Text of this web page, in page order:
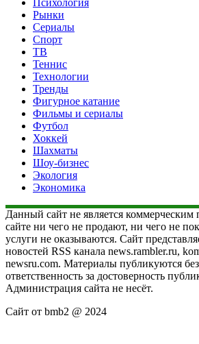
Рынки
Сериалы
Спорт
ТВ
Теннис
Технологии
Тренды
Фигурное катание
Фильмы и сериалы
Футбол
Хоккей
Шахматы
Шоу-бизнес
Экология
Экономика
Данный сайт не является коммерческим
сайте ни чего не продают, ни чего не
услуги не оказываются. Сайт
новостей RSS канала news.rambler.ru,
newsru.com. Материалы публикуются
ответственность за достоверность
Администрация сайта не несёт.
Сайт от bmb2 @ 2024